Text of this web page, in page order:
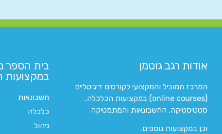
אודות רגב גוטמן
המרכז המוביל והמקצועי לקורסים דיגיטליים
(online courses) במקצועות הכלכלה,
סטטיסטיקה, החשבונאות והמתמטיקה
וכן במקצועות נוספים.
בית הספר
במקצועות
חשבונאות
כלכלה
ניהול